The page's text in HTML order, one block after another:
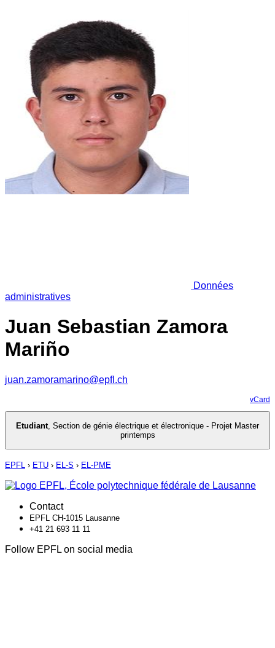
Données
administratives
Juan Sebastian Zamora
Mariño
juan.zamoramarino@epfl.ch
vCard
Etudiant, Section de génie électrique et électronique - Projet Master
printemps
EPFL › ETU › EL-S › EL-PME
Contact
EPFL CH-1015 Lausanne
+41 21 693 11 11
Follow EPFL on social media